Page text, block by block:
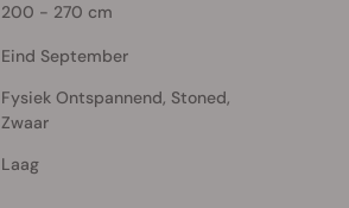
200 - 270 cm
Eind September
Fysiek Ontspannend, Stoned,
Zwaar
Laag